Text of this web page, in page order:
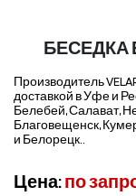
БЕСЕДКА
Производитель
доставкой в Уфе и
Белебей, Салават,
Благовещенск,
и Белорецк..
Цена:по